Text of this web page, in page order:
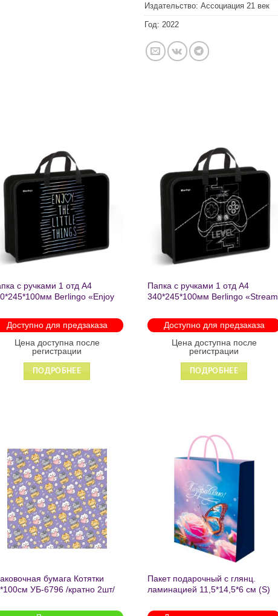
Издательство: Ассоциация 21 век
Год: 2022
Добавить
в список
желаний
с ручками 1 отд А4
Berlingo «Enjoy
1215
Доступно для предзаказа
Цена доступна после
регистрации
ПОДРОБНЕЕ
Добавить
в список
Папка с ручками 1 отд А4
340*245*100мм Berlingo «Stream
Доступно для предзаказа
Цена доступна после
регистрации
ПОДРОБНЕЕ
Добавить
в список
желаний
бумага Котятки
УБ-6796 /кратно 2шт/
Добавить
Пакет подарочный с глянц.
ламинацией 11,5*14,5*6 см (S)